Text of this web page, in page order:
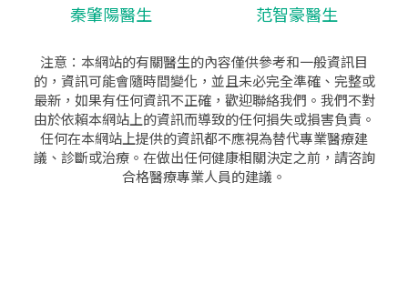
秦肇陽醫生 范智豪醫生
注意：本網站的有關醫生的內容僅供參考和一般資訊目
的，資訊可能會隨時間變化，並且未必完全準確、完整或
最新，如果有任何資訊不正確，歡迎聯絡我們。我們不對
由於依賴本網站上的資訊而導致的任何損失或損害負責。
任何在本網站上提供的資訊都不應視為替代專業醫療建
議、診斷或治療。在做出任何健康相關決定之前，請咨詢
合格醫療專業人員的建議。